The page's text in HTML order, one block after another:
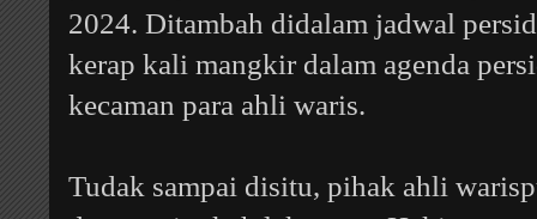
2024. Ditambah didalam jadwal
kerap kali mangkir dalam agenda
kecaman para ahli waris.
Tudak sampai disitu, pihak ahli